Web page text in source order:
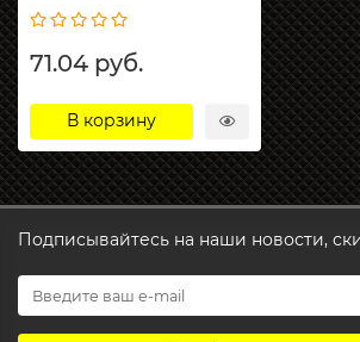
71.04 руб.
В корзину
Подписывайтесь на наши новости,